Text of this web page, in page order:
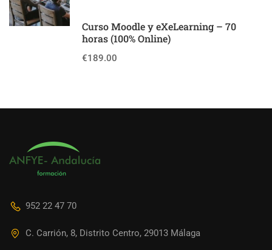
Curso Moodle y eXeLearning – 70
horas (100% Online)
€189.00
952 22 47 70
C. Carrión, 8, Distrito Centro, 29013 Málaga